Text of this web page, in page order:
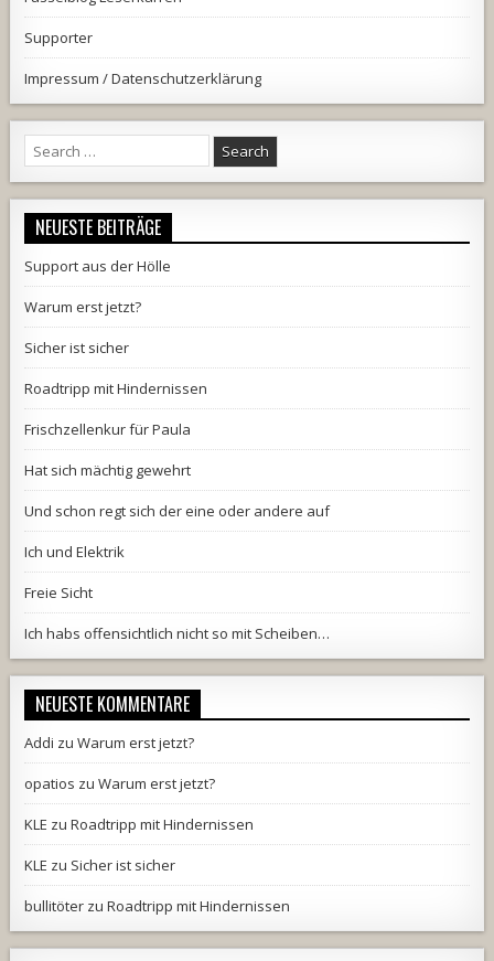
Supporter
Impressum / Datenschutzerklärung
Search
for:
NEUESTE BEITRÄGE
Support aus der Hölle
Warum erst jetzt?
Sicher ist sicher
Roadtripp mit Hindernissen
Frischzellenkur für Paula
Hat sich mächtig gewehrt
Und schon regt sich der eine oder andere auf
Ich und Elektrik
Freie Sicht
Ich habs offensichtlich nicht so mit Scheiben…
NEUESTE KOMMENTARE
Addi zuWarum erst jetzt?
opatios zuWarum erst jetzt?
KLE zuRoadtripp mit Hindernissen
KLE zu Sicher ist sicher
bullitöter zuRoadtripp mit Hindernissen